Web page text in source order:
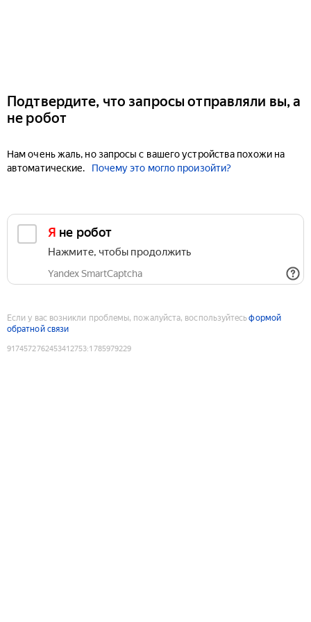
Подтвердите, что запросы отправляли вы, а
не робот
Нам очень жаль, но запросы с вашего устройства похожи на
автоматические.
Почему это могло произойти?
Я не робот
Нажмите, чтобы продолжить
Yandex SmartCaptcha
Если у вас возникли проблемы, пожалуйста, воспользуйтесьформой
обратной связи
9174572762453412753:1785979229